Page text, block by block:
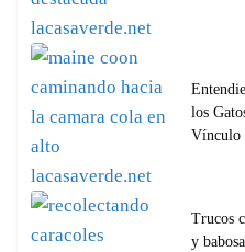
los
Vínculo
Trucos
y